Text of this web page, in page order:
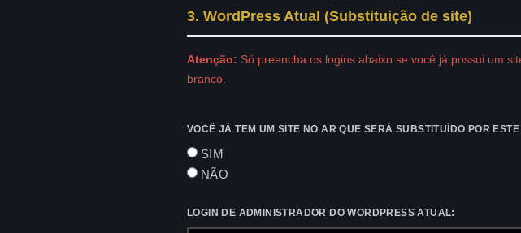
3. WordPress Atual (Substituição de site)
Atenção: Só preencha os logins abaixo se você já possui um
branco.
VOCÊ JÁ TEM UM SITE NO AR QUE SERÁ SUBSTITUÍDO POR
SIM
NÃO
LOGIN DE ADMINISTRADOR DO WORDPRESS ATUAL: